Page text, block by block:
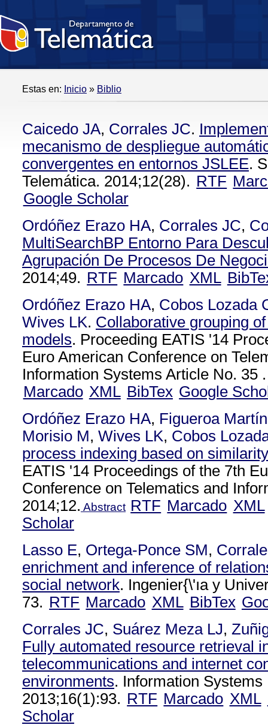
Estas en: Inicio » Biblio
Caicedo JA, Corrales JC.
mecanismo de despliegue
convergentes en entornos JSLEE.
Telemática. 2014;12(28). RTF
Google Scholar
Ordóñez Erazo HA, Corrales JC,
MultiSearchBP Entorno Para
Agrupación De Procesos De
2014;49. RTF Marcado XML
Ordóñez Erazo HA, Cobos Lozada
Wives LK. Collaborative grouping
models. Proceeding EATIS '14
Euro American Conference on
Information Systems Article No. 35
Marcado XML BibTex Google
Ordóñez Erazo HA, Figueroa
Morisio M, Wives LK, Cobos
process indexing based on
EATIS '14 Proceedings of the 7th
Conference on Telematics and
2014;12. Abstract RTF Marcado XML
Scholar
Lasso E, Ortega-Ponce SM,
enrichment and inference of
social network. Ingenier{\'ıa y
73. RTF Marcado XML BibTex
Corrales JC, Suárez Meza LJ,
Fully automated resource retrieval
telecommunications and internet
environments. Information Systems
2013;16(1):93. RTF Marcado XML
Scholar